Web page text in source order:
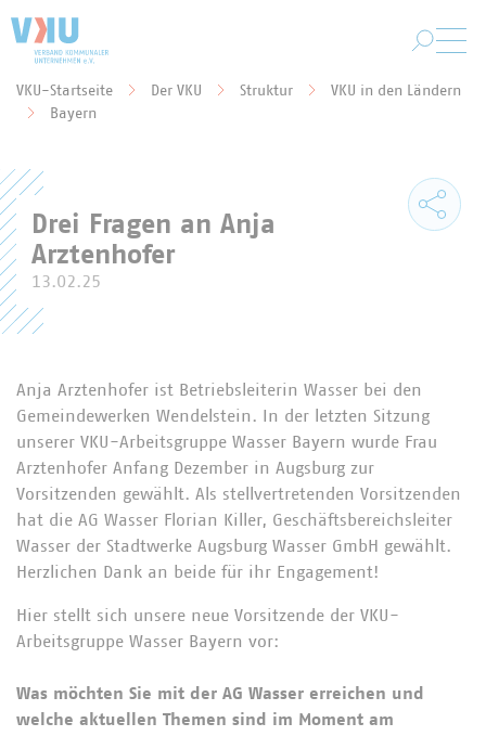
Sie befinden sich hier:
VKU-Startseite Der VKU Struktur
VKU in den Ländern
Bayern
Drei Fragen an Anja
Arztenhofer
13.02.25
Anja Arztenhofer ist Betriebsleiterin Wasser bei den
Gemeindewerken Wendelstein. In der letzten Sitzung
unserer VKU-Arbeitsgruppe Wasser Bayern wurde Frau
Arztenhofer Anfang Dezember in Augsburg zur
Vorsitzenden gewählt. Als stellvertretenden Vorsitzenden
hat die AG Wasser Florian Killer, Geschäftsbereichsleiter
Wasser der Stadtwerke Augsburg Wasser GmbH gewählt.
Herzlichen Dank an beide für ihr Engagement!
Hier stellt sich unsere neue Vorsitzende der VKU-
Arbeitsgruppe Wasser Bayern vor:
Was möchten Sie mit der AG Wasser erreichen und
welche aktuellen Themen sind im Moment am